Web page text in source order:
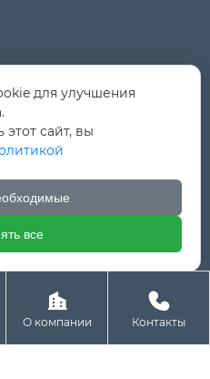
г. Путянь, район Личэн,
Province HuaLong

О компании

Контакты
для улучшения
сайт, вы
все